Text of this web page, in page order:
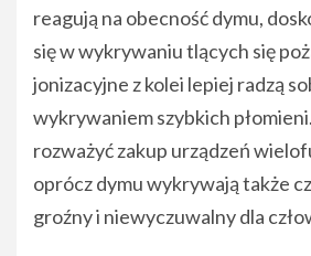
reagują na obecność dymu,
się w wykrywaniu tlących się
jonizacyjne z kolei lepiej radzą
wykrywaniem szybkich
rozważyć zakup urządzeń
oprócz dymu wykrywają także
groźny i niewyczuwalny dla